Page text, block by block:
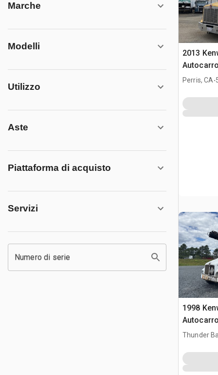
Marche
Modelli
Utilizzo
Aste
Piattaforma di acquisto
Servizi
Numero di serie
2013
con
Perris, CA.
1998
con
Thunder